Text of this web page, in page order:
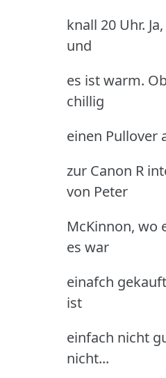
knall 20 Uhr.
und
es ist warm.
chillig
einen Pullover
zur Canon R
von Peter
McKinnon, wo
es war
einafch
ist
einfach nicht
nicht...